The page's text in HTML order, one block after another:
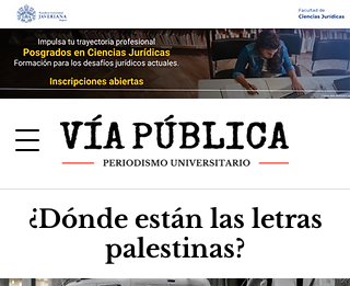
¿Dónde están las letras
palestinas?